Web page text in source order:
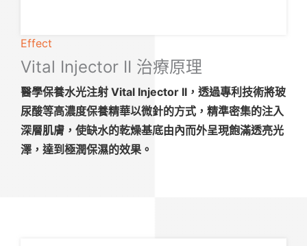
Effect
Vital Injector II 治療原理
醫學保養水光注射 Vital Injector II，透過專利技術將玻
尿酸等高濃度保養精華以微針的方式，精準密集的注入
深層肌膚，使缺水的乾燥基底由內而外呈現飽滿透亮光
澤，達到極潤保濕的效果。